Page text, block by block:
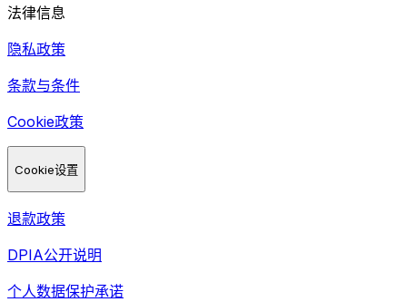
法律信息
隐私政策
条款与条件
Cookie政策
Cookie设置
退款政策
DPIA公开说明
个人数据保护承诺